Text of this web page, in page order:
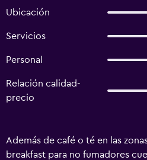
Ubicación
Servicios
Personal
Relación calidad-
precio
Además de café o té en las
breakfast para no fumadores